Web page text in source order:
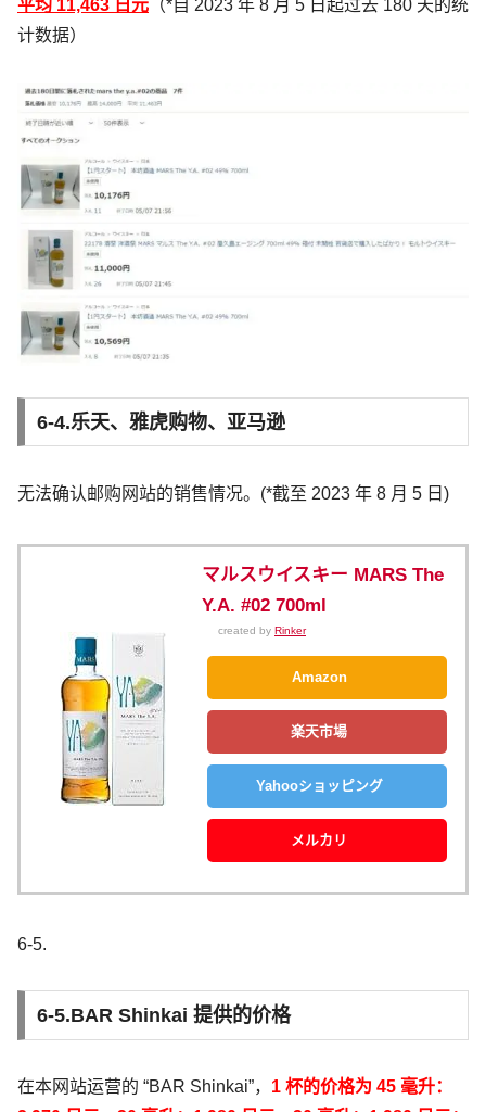
平均 11,463 日元 （*自 2023 年 8 月 5 日起过去 180 天的统
计数据）
6-4.乐天、雅虎购物、亚马逊
无法确认邮购网站的销售情况。(*截至 2023 年 8 月 5 日)
マルスウイスキー MARS The
Y.A. #02 700ml
created by Rinker
Amazon
楽天市場
Yahooショッピング
メルカリ
6-5.
6-5.BAR Shinkai 提供的价格
在本网站运营的 “BAR Shinkai”， 1 杯的价格为 45 毫升：